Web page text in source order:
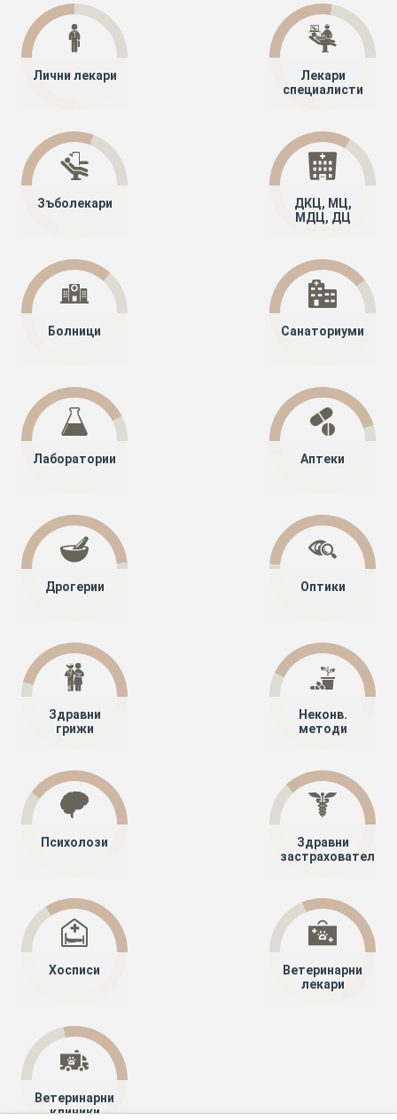
Лични лекари
Лекари
специалисти
Зъболекари
ДКЦ, МЦ,
МДЦ, ДЦ
Болници Санаториуми
Лаборатории Аптеки
Дрогерии Оптики
Здравни
грижи
Неконв.
методи
Психолози
Здравни
застрахователи
Хосписи
Ветеринарни
лекари
Ветеринарни
клиники